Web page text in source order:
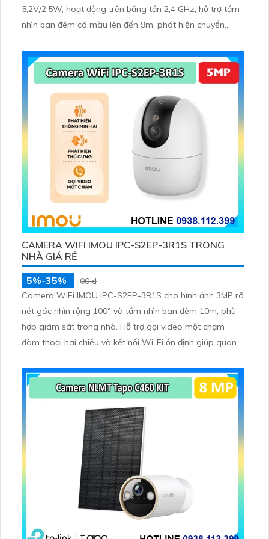
5,2V/2,5W, hoạt động trên băng tần 2,4 GHz, hỗ trợ tầm
nhìn ban đêm có màu lên đến 9m, phát hiện chuyển
thẻ microSD lên đến 512GB
CAMERA WIFI IMOU IPC-S2EP-3R1S TRONG
NHÀ GIÁ RẺ
5%-35%
00 ₫
Camera WiFi IMOU IPC-S2EP-3R1S cho hình ảnh 3MP rõ
nét góc nhìn rộng 100° và tầm nhìn ban đêm 10m, phù
hợp giám sát trong nhà. Hỗ trợ gọi video một chạm
đàm thoại hai chiều và kết nối Wi-Fi ổn định giúp quan
256GB hoặc lưu đám mây dễ lắp đặt cho gia đình và văn
phòng nhỏ.